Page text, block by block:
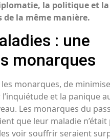
la politique et la
de la même manière.
: une
monarques
monarques, de
et la panique
Les monarques du
que leur maladie n’était
voir souffrir seraient